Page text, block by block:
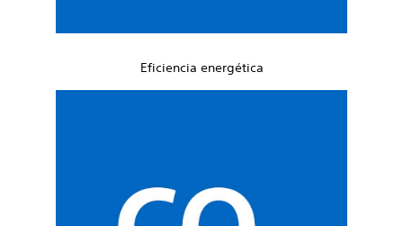
Eficiencia energética